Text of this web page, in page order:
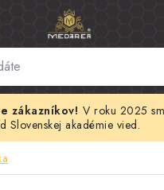
V roku 2025
Slovenskej akadémie vied.